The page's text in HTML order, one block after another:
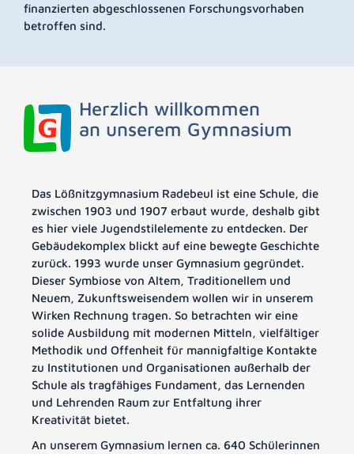
finanzierten abgeschlossenen Forschungsvorhaben
betroffen sind.
Herzlich willkommen
an unserem Gymnasium
Das Lößnitzgymnasium Radebeul ist eine Schule, die
zwischen 1903 und 1907 erbaut wurde, deshalb gibt
es hier viele Jugendstilelemente zu entdecken. Der
Gebäudekomplex blickt auf eine bewegte Geschichte
zurück. 1993 wurde unser Gymnasium gegründet.
Dieser Symbiose von Altem, Traditionellem und
Neuem, Zukunftsweisendem wollen wir in unserem
Wirken Rechnung tragen. So betrachten wir eine
solide Ausbildung mit modernen Mitteln, vielfältiger
Methodik und Offenheit für mannigfaltige Kontakte
zu Institutionen und Organisationen außerhalb der
Schule als tragfähiges Fundament, das Lernenden
und Lehrenden Raum zur Entfaltung ihrer
Kreativität bietet.
An unserem Gymnasium lernen ca. 640 Schülerinnen